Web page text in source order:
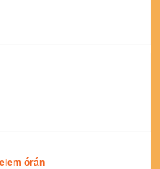
órán